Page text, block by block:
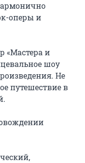
оперы и
«Мастера и
шоу
Не
путешествие в